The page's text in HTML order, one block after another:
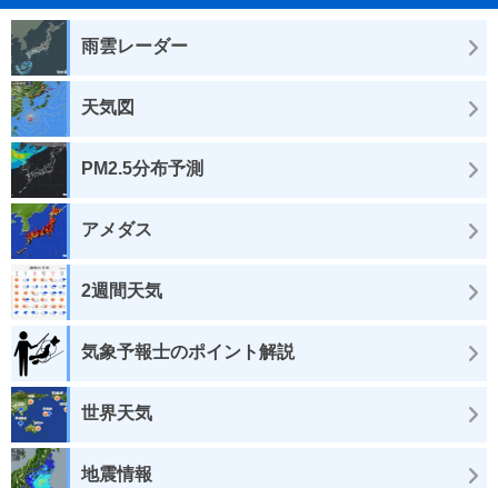
雨雲レーダー
天気図
PM2.5分布予測
アメダス
2週間天気
気象予報士のポイント解説
世界天気
地震情報